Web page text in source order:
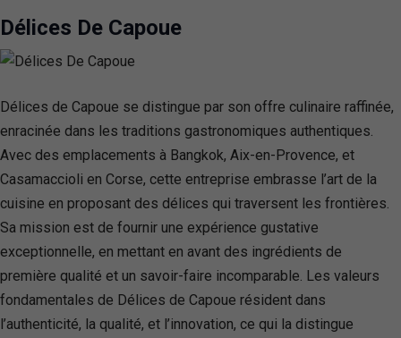
Délices De Capoue
Délices de Capoue se distingue par son offre culinaire raffinée,
enracinée dans les traditions gastronomiques authentiques.
Avec des emplacements à Bangkok, Aix-en-Provence, et
Casamaccioli en Corse, cette entreprise embrasse l’art de la
cuisine en proposant des délices qui traversent les frontières.
Sa mission est de fournir une expérience gustative
exceptionnelle, en mettant en avant des ingrédients de
première qualité et un savoir-faire incomparable. Les valeurs
fondamentales de Délices de Capoue résident dans
l’authenticité, la qualité, et l’innovation, ce qui la distingue